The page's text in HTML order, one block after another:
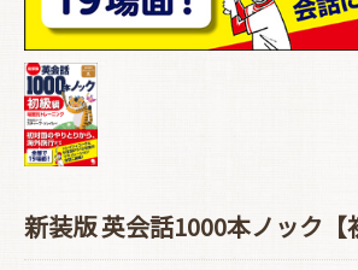
新装版 英会話1000本ノック【